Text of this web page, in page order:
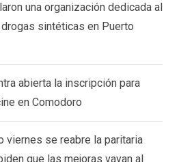
una organización dedicada al
sintéticas en Puerto
abierta la inscripción para
en Comodoro
viernes se reabre la paritaria
que las mejoras vayan al